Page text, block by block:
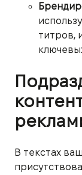
титров,
В текстах